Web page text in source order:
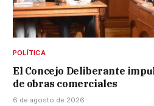
POLÍTICA
El Concejo Deliberante
de obras comerciales
6 de agosto de 2026